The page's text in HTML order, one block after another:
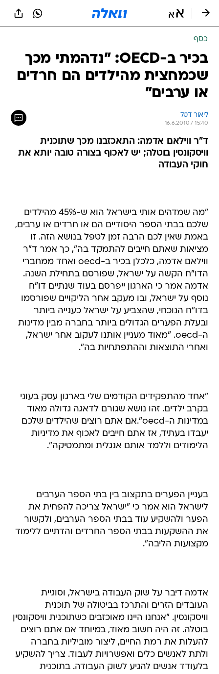
כסף
בכיר ב-OECD: "נדהמתי מכך
שכמחצית מהילדים הם חרדים
או ערבים"
ליאור דטל
16.6.2010 / 15:40
ד"ר ווילאם אדמה: התאכזבנו מכך שתוכנית
וויסקונסין בוטלה; יש לאכוף בצורה טובה יותא את
חוקי העבודה
"מה שמדהים אותי בישראל הוא ש-45% מהילדים
שלכם בבתי הספר היסודיים הם או חרדים או ערבים,
באמת שאין לכם הרבה זמן לטפל בנושא הזה. זו
מציאות שאתם חייבים להתמקד בה", כך אמר ד"ר
ווילאם אדמה, כלכלן בכיר ב-oecd ואחד ממחברי
הדו"ח הקשה על ישראל, שפורסם בתחילת השנה.
אדמה אמר כי הארגון ייפרסם בעוד שנתיים דו"ח
נוסף על ישראל, ובו מעקב אחר הליקויים שפורסמו
בדו"ח הנוכחי, שהצביע על ישראל כענייה ביותר
ובעלת הפערים הגדולים ביותר בחברה מבין מדינות
ה-oecd. "מאוד מעניין אותנו לעקוב אחר ישראל,
ואחרי התוצאות וההתפתחיות בה".
"אחד מהתפקידים הקודמים שלי בארגון עסק בעוני
בקרב ילדים. זהו נושא שגורם לדאגה גדולה מאוד
במדינות ה-oecd".אם אתם רוצים שהילדים שלכם
יעבדו בעתיד, אז אתם חייבים לאכוף את מדיניות
הלימודים וללמד אותם אנגלית ומתמטיקה".
בעניין הפערים בתקצוב בין בתי הספר הערבים
לישראל הוא אמר כי "ישראל צריכה להפחית את
הפער ולהשקיע עוד בבתי הספר הערבים, ולקשור
את ההשקעות בבתי הספר החרדים והדתיים ללימוד
מקצועות הליבה".
אדמה דיבר על שוק העבודה בישראל, וסוגיית
העובדים הזרים והתרכז בביטולה של תוכנית
וויסקונסין. "אנחנו היינו מאוכזבים כשתוכנית וויסקונסין
בוטלה. זה היה חשוב מאוד, במיוחד אם אתם רוצים
להעלות את רמת החיים, ליצור מוביליות בחברה
ולתת לאנשים כלים ואפשרויות לעבוד. צריך להשקיע
בלעודד אנשים להגיע לשוק העבודה. בתוכנית